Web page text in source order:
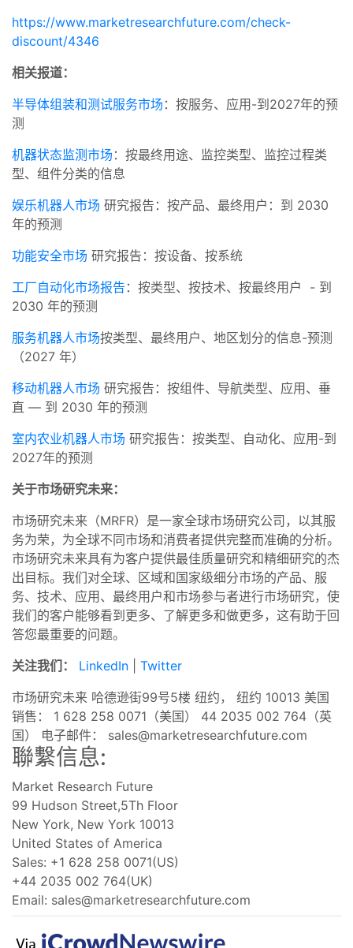
https://www.marketresearchfuture.com/check-
discount/4346
相关报道：
半导体组装和测试服务市场 ：按服务、应用-到2027年的预
测
机器状态监测市场 ：按最终用途、监控类型、监控过程类
型、组件分类的信息
娱乐机器人市场 研究报告：按产品、最终用户：到 2030
年的预测
功能安全市场 研究报告：按设备、按系统
工厂自动化市场报告 ：按类型、按技术、按最终用户 - 到
2030 年的预测
服务机器人市场按类型、最终用户、地区划分的信息-预测
（2027 年）
移动机器人市场 研究报告：按组件、导航类型、应用、垂
直 — 到 2030 年的预测
室内农业机器人市场 研究报告：按类型、自动化、应用-到
2027年的预测
关于市场研究未来：
市场研究未来（MRFR）是一家全球市场研究公司，以其服
务为荣，为全球不同市场和消费者提供完整而准确的分析。
市场研究未来具有为客户提供最佳质量研究和精细研究的杰
出目标。我们对全球、区域和国家级细分市场的产品、服
务、技术、应用、最终用户和市场参与者进行市场研究，使
我们的客户能够看到更多、了解更多和做更多，这有助于回
答您最重要的问题。
关注我们：
LinkedIn
Twitter
市场研究未来 哈德逊街99号5楼 纽约， 纽约 10013 美国
销售： 1 628 258 0071（美国） 44 2035 002 764（英
国） 电子邮件： sales@marketresearchfuture.com
聯繫信息:
Market Research Future
99 Hudson Street,5Th Floor
New York, New York 10013
United States of America
Sales: +1 628 258 0071(US)
+44 2035 002 764(UK)
Email: sales@marketresearchfuture.com